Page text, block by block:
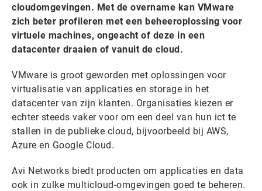
cloudomgevingen. Met de overname kan VMware
zich beter profileren met een beheeroplossing voor
virtuele machines, ongeacht of deze in een
datacenter draaien of vanuit de cloud.
VMware is groot geworden met oplossingen voor
virtualisatie van applicaties en storage in het
datacenter van zijn klanten. Organisaties kiezen er
echter steeds vaker voor om een deel van hun ict te
stallen in de publieke cloud, bijvoorbeeld bij AWS,
Azure en Google Cloud.
Avi Networks biedt producten om applicaties en data
ook in zulke multicloud-omgevingen goed te beheren.